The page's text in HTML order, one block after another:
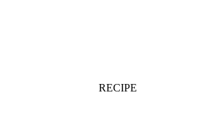
RECIPE